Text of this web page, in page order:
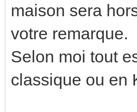
maison sera
votre remarque.
Selon moi tout
classique ou en